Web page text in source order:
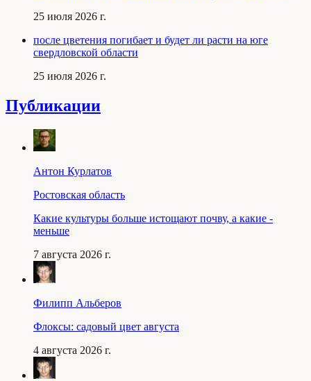
25 июля 2026 г.
после цветения погибает и будет ли расти на юге
свердловской области
25 июля 2026 г.
Публикации
Антон Курлатов
Ростовская область
Какие культуры больше истощают почву, а какие -
меньше
7 августа 2026 г.
Филипп Альберов
Флоксы: садовый цвет августа
4 августа 2026 г.